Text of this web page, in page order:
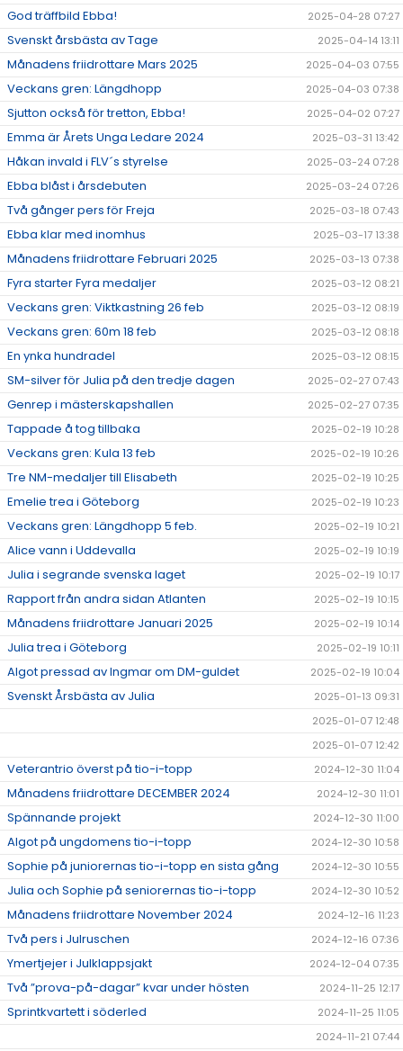
God träffbild Ebba! 2025-04-28 07:27
Svenskt årsbästa av Tage 2025-04-14 13:11
Månadens friidrottare Mars 2025 2025-04-03 07:55
Veckans gren: Längdhopp 2025-04-03 07:38
Sjutton också för tretton, Ebba! 2025-04-02 07:27
Emma är Årets Unga Ledare 2024 2025-03-31 13:42
Håkan invald i FLV´s styrelse 2025-03-24 07:28
Ebba blåst i årsdebuten 2025-03-24 07:26
Två gånger pers för Freja 2025-03-18 07:43
Ebba klar med inomhus 2025-03-17 13:38
Månadens friidrottare Februari 2025 2025-03-13 07:38
Fyra starter Fyra medaljer 2025-03-12 08:21
Veckans gren: Viktkastning 26 feb 2025-03-12 08:19
Veckans gren: 60m 18 feb 2025-03-12 08:18
En ynka hundradel 2025-03-12 08:15
SM-silver för Julia på den tredje dagen 2025-02-27 07:43
Genrep i mästerskapshallen 2025-02-27 07:35
Tappade å tog tillbaka 2025-02-19 10:28
Veckans gren: Kula 13 feb 2025-02-19 10:26
Tre NM-medaljer till Elisabeth 2025-02-19 10:25
Emelie trea i Göteborg 2025-02-19 10:23
Veckans gren: Längdhopp 5 feb. 2025-02-19 10:21
Alice vann i Uddevalla 2025-02-19 10:19
Julia i segrande svenska laget 2025-02-19 10:17
Rapport från andra sidan Atlanten 2025-02-19 10:15
Månadens friidrottare Januari 2025 2025-02-19 10:14
Julia trea i Göteborg 2025-02-19 10:11
Algot pressad av Ingmar om DM-guldet 2025-02-19 10:04
Svenskt Årsbästa av Julia
2025-01-13 09:31
2025-01-07 12:48
2025-01-07 12:42
Veterantrio överst på tio-i-topp 2024-12-30 11:04
Månadens friidrottare DECEMBER 2024 2024-12-30 11:01
Spännande projekt 2024-12-30 11:00
Algot på ungdomens tio-i-topp 2024-12-30 10:58
Sophie på juniorernas tio-i-topp en sista gång 2024-12-30 10:55
Julia och Sophie på seniorernas tio-i-topp 2024-12-30 10:52
Månadens friidrottare November 2024 2024-12-16 11:23
Två pers i Julruschen 2024-12-16 07:36
Ymertjejer i Julklappsjakt 2024-12-04 07:35
Två ”prova-på-dagar” kvar under hösten 2024-11-25 12:17
Sprintkvartett i söderled
2024-11-25 11:05
2024-11-21 07:44